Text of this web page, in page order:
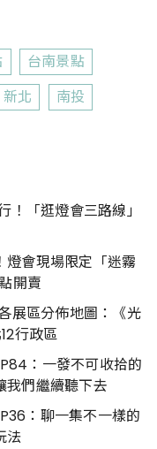
台南景點
新北
南投
「逛燈會三路線」
燈會現場限定「迷霧
開賣
展區分佈地圖：《光
行政區
：一發不可收拾的
我們繼續聽下去
：聊一集不一樣的
法